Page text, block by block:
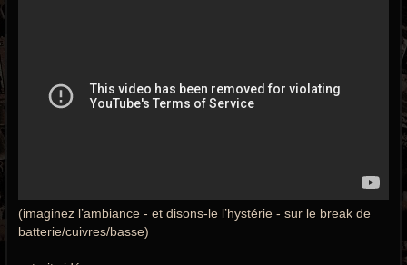
(imaginez l’ambiance - et disons-le l’hystérie - sur le break de
batterie/cuivres/basse)